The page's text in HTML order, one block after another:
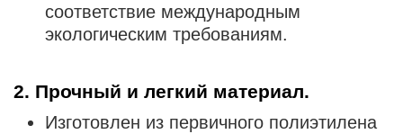
соответствие международным
экологическим требованиям.
2. Прочный и легкий материал.
Изготовлен из первичного полиэтилена